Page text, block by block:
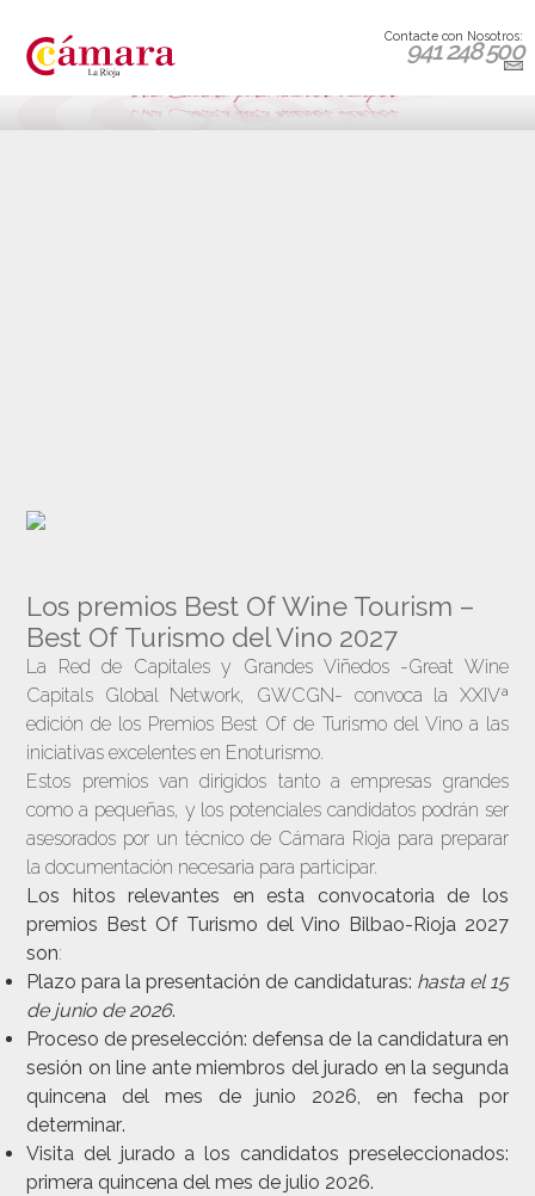
Contacte con Nosotros:
941 248 500
Los premios Best Of Wine Tourism –
Best Of Turismo del Vino 2027
La Red de Capitales y Grandes Viñedos -Great Wine
Capitals Global Network, GWCGN- convoca la XXIVª
edición de los Premios Best Of de Turismo del Vino a las
iniciativas excelentes en Enoturismo.
Estos premios van dirigidos tanto a empresas grandes
como a pequeñas, y los potenciales candidatos podrán ser
asesorados por un técnico de Cámara Rioja para preparar
la documentación necesaria para participar.
Los hitos relevantes en esta convocatoria de los
premios Best Of Turismo del Vino Bilbao-Rioja 2027
son:
Plazo para la presentación de candidaturas: hasta el 15
de junio de 2026.
Proceso de preselección: defensa de la candidatura en
sesión on line ante miembros del jurado en la segunda
quincena del mes de junio 2026, en fecha por
determinar.
Visita del jurado a los candidatos preseleccionados:
primera quincena del mes de julio 2026.